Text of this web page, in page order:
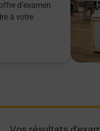
d’examen
à votre